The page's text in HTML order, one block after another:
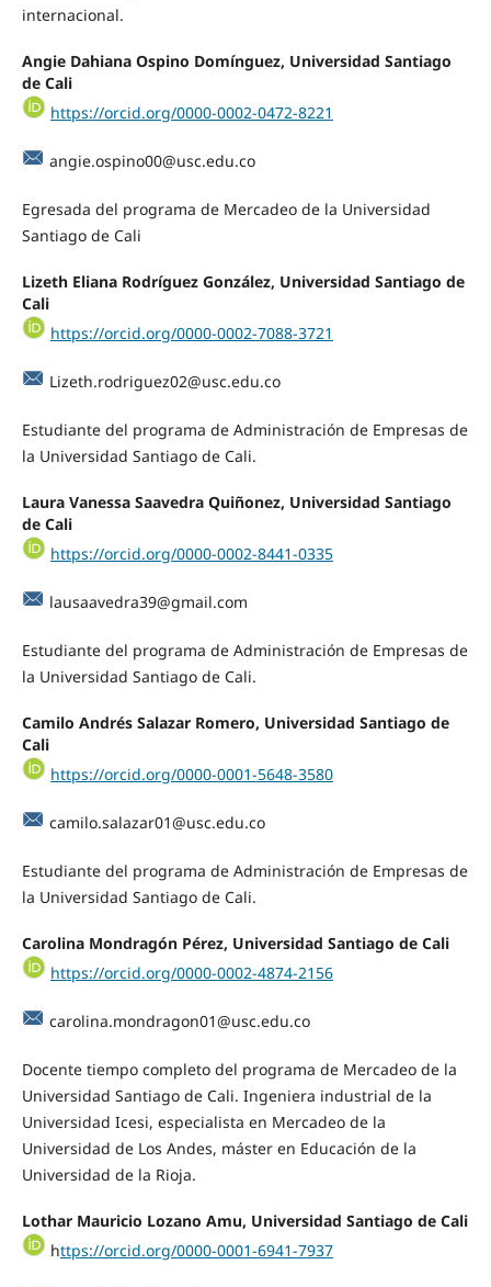
internacional.
Angie Dahiana Ospino Domínguez, Universidad Santiago
de Cali
https://orcid.org/0000-0002-0472-8221
angie.ospino00@usc.edu.co
Egresada del programa de Mercadeo de la Universidad
Santiago de Cali
Lizeth Eliana Rodríguez González, Universidad Santiago de
Cali
https://orcid.org/0000-0002-7088-3721
Lizeth.rodriguez02@usc.edu.co
Estudiante del programa de Administración de Empresas de
la Universidad Santiago de Cali.
Laura Vanessa Saavedra Quiñonez, Universidad Santiago
de Cali
https://orcid.org/0000-0002-8441-0335
lausaavedra39@gmail.com
Estudiante del programa de Administración de Empresas de
la Universidad Santiago de Cali.
Camilo Andrés Salazar Romero, Universidad Santiago de
Cali
https://orcid.org/0000-0001-5648-3580
camilo.salazar01@usc.edu.co
Estudiante del programa de Administración de Empresas de
la Universidad Santiago de Cali.
Carolina Mondragón Pérez, Universidad Santiago de Cali
https://orcid.org/0000-0002-4874-2156
carolina.mondragon01@usc.edu.co
Docente tiempo completo del programa de Mercadeo de la
Universidad Santiago de Cali. Ingeniera industrial de la
Universidad Icesi, especialista en Mercadeo de la
Universidad de Los Andes, máster en Educación de la
Universidad de la Rioja.
Lothar Mauricio Lozano Amu, Universidad Santiago de Cali
https://orcid.org/0000-0001-6941-7937